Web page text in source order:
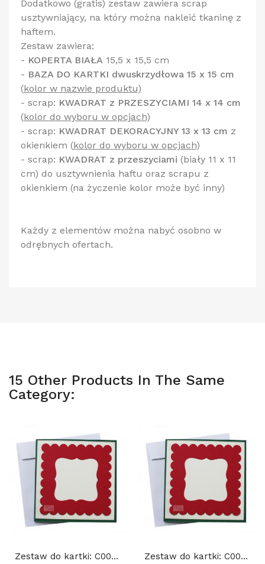
Dodatkowo (gratis) zestaw zawiera scrap
usztywniający, na który można nakleić tkaninę z
haftem.
Zestaw zawiera:
- KOPERTA BIAŁA 15,5 x 15,5 cm
- BAZA DO KARTKI dwuskrzydłowa 15 x 15 cm
(kolor w nazwie produktu)
- scrap: KWADRAT z PRZESZYCIAMI 14 x 14 cm
(kolor do wyboru w opcjach)
- scrap: KWADRAT DEKORACYJNY 13 x 13 cm z
okienkiem (kolor do wyboru w opcjach)
- scrap: KWADRAT z przeszyciami (biały 11 x 11
cm) do usztywnienia haftu oraz scrapu z
okienkiem (na życzenie kolor może być inny)
Każdy z elementów można nabyć osobno w
odrębnych ofertach.
15 Other Products In The Same
Category:
Zestaw do kartki: C004 S10d, Baza 15x15 cm: Żółta Zestaw do kartki: C004 S10d, Baza 15x15 cm:...